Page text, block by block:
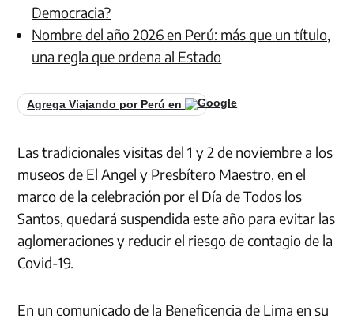
Democracia?
Nombre del año 2026 en Perú: más que un título,
una regla que ordena al Estado
Agrega Viajando por Perú en
Las tradicionales visitas del 1 y 2 de noviembre a los
museos de El Angel y Presbítero Maestro, en el
marco de la celebración por el Día de Todos los
Santos, quedará suspendida este año para evitar las
aglomeraciones y reducir el riesgo de contagio de la
Covid-19.
En un comunicado de la Beneficencia de Lima en su